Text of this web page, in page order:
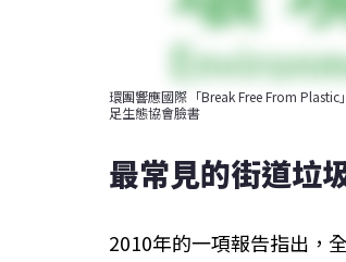
環團響應國際「Break Free From
足生態協會臉書
最常見的街道垃
2010年的一項報告指出，